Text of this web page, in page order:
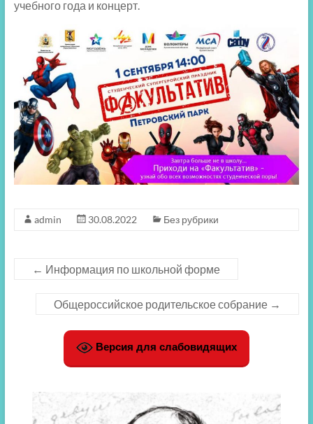
учебного года и концерт.
admin 30.08.2022 Без рубрики
← Информация по школьной форме
Общероссийское родительское собрание →
Версия для слабовидящих